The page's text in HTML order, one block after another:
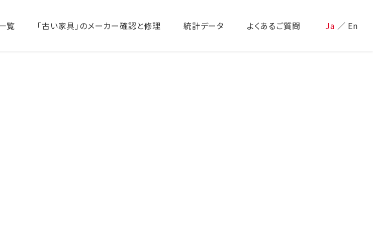
覧 「古い家具」のメーカー確認と修理 統計データ よくあるご質問 Ja ／ En